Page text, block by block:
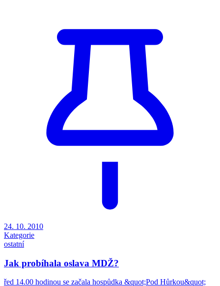
24. 10. 2010
Kategorie
ostatní
Jak probíhala oslava MDŽ?
řed 14.00 hodinou se začala hospůdka &quot;Pod Hůrkou&quot;